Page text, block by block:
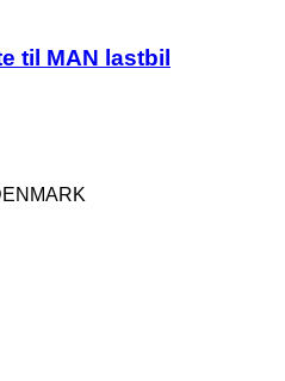
til MAN lastbil